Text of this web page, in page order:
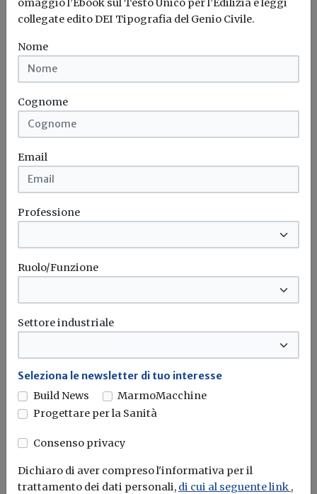
giovani (30%) e donne (15%)
Anac: fa bene un’amministrazione pubblica a escludere
dalla gara di appalto delle...
Causa di esclusione per gravi violazioni
non definitivamente accertate in
materia fiscale: il decreto in Gazzetta
Redazione Build News
omaggio l’Ebook sul Testo Unico per l’Edilizia e leggi
collegate edito DEI Tipografia del Genio Civile.
Nome
Cognome
Email
Professione
Ruolo/Funzione
Settore industriale
Seleziona le newsletter di tuo interesse
Build News
MarmoMacchine
Progettare per la Sanità
Consenso privacy
Dichiaro di aver compreso l'informativa per il
trattamento dei dati personali, di cui al seguente link ,